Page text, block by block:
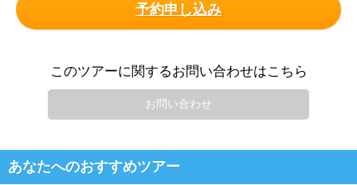
予約申し込み
このツアーに関するお問い合わせはこちら
お問い合わせ
あなたへのおすすめツアー